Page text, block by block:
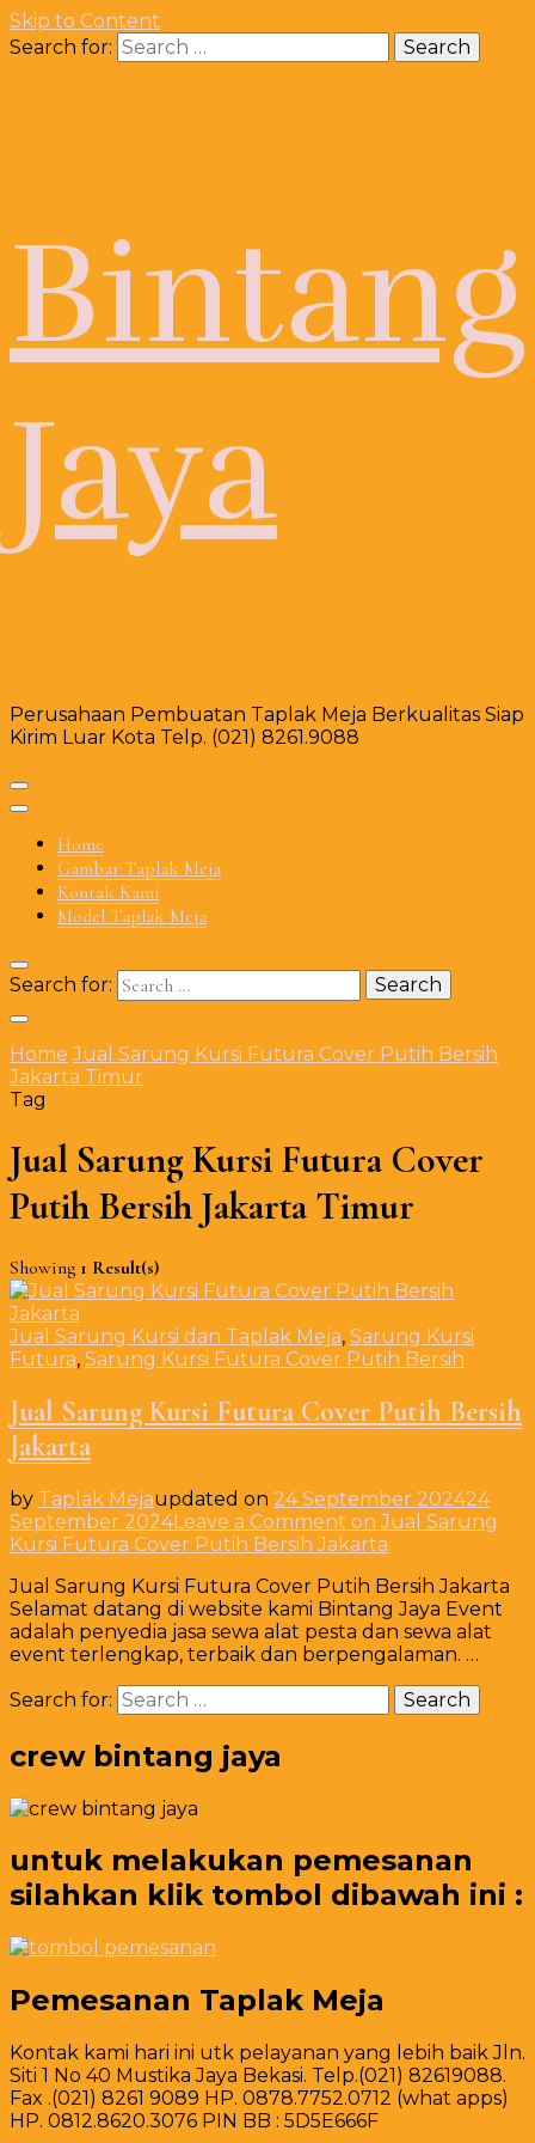
Skip to Content
Search for:
Bintang
Jaya
Perusahaan Pembuatan Taplak Meja Berkualitas Siap
Kirim Luar Kota Telp. (021) 8261.9088
Home
Gambar Taplak Meja
Kontak Kami
Model Taplak Meja
Search for:
Home Jual Sarung Kursi Futura Cover Putih Bersih
Jakarta Timur
Tag
Jual Sarung Kursi Futura Cover
Putih Bersih Jakarta Timur
Showing 1 Result(s)
Jual Sarung Kursi dan Taplak Meja, Sarung Kursi
Futura, Sarung Kursi Futura Cover Putih Bersih
Jual Sarung Kursi Futura Cover Putih Bersih
Jakarta
by Taplak Mejaupdated on 24 September 202424
September 2024Leave a Comment on Jual Sarung
Kursi Futura Cover Putih Bersih Jakarta
Jual Sarung Kursi Futura Cover Putih Bersih Jakarta
Selamat datang di website kami Bintang Jaya Event
adalah penyedia jasa sewa alat pesta dan sewa alat
event terlengkap, terbaik dan berpengalaman. …
Search for:
crew bintang jaya
untuk melakukan pemesanan
silahkan klik tombol dibawah ini :
Pemesanan Taplak Meja
Kontak kami hari ini utk pelayanan yang lebih baik Jln.
Siti 1 No 40 Mustika Jaya Bekasi. Telp.(021) 82619088.
Fax .(021) 8261 9089 HP. 0878.7752.0712 (what apps)
HP. 0812.8620.3076 PIN BB : 5D5E666F